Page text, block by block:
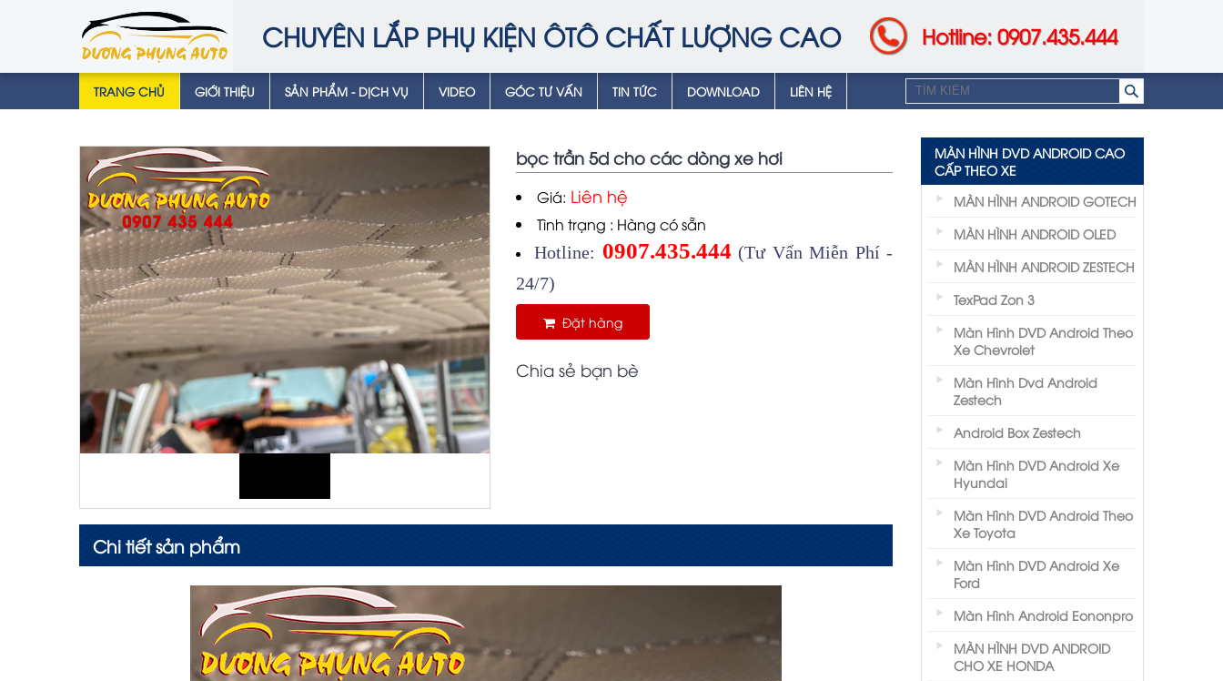
CHUYÊN LẮP PHỤ KIỆN ÔTÔ CHẤT LƯỢNG CAO Hotline: 0907.435.444
TRANG CHỦ GIỚI THIỆU SẢN PHẨM - DỊCH VỤ VIDEO GÓC TƯ VẤN TIN TỨC DOWNLOAD LIÊN HỆ
bọc trần 5d cho các dòng xe hơi
Giá: Liên hệ
Tình trạng : Hàng có sẵn
Hotline: 0907.435.444 (Tư Vấn Miễn Phí -
24/7)
Đặt hàng
Chia sẻ bạn bè
Chi tiết sản phẩm
MÀN HÌNH DVD ANDROID CAO
CẤP THEO XE
MÀN HÌNH ANDROID GOTECH
MÀN HÌNH ANDROID OLED
MÀN HÌNH ANDROID ZESTECH
TexPad Zon 3
Màn Hình DVD Android Theo
Xe Chevrolet
Màn Hình Dvd Android
Zestech
Android Box Zestech
Màn Hình DVD Android Xe
Hyundai
Màn Hình DVD Android Theo
Xe Toyota
Màn Hình DVD Android Xe
Ford
Màn Hình Android Eononpro
MÀN HÌNH DVD ANDROID
CHO XE HONDA